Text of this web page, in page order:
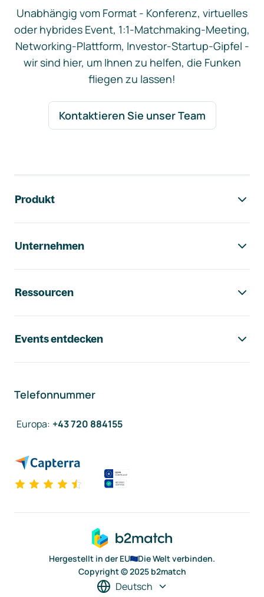
Unabhängig vom Format - Konferenz, virtuelles
oder hybrides Event, 1:1-Matchmaking-Meeting,
Networking-Plattform, Investor-Startup-Gipfel -
wir sind hier, um Ihnen zu helfen, die Funken
fliegen zu lassen!
Kontaktieren Sie unser Team
Produkt
Unternehmen
Ressourcen
Events entdecken
Telefonnummer
Europa: +43 720 884155
Hergestellt in der EU
Die Welt verbinden.
Copyright © 2025 b2match
Deutsch